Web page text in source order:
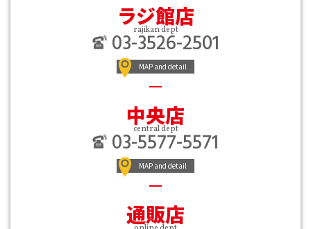
ラジ館店
rajikan dept
03-3526-2501
MAP and detail
中央店
central dept
03-5577-5571
MAP and detail
通販店